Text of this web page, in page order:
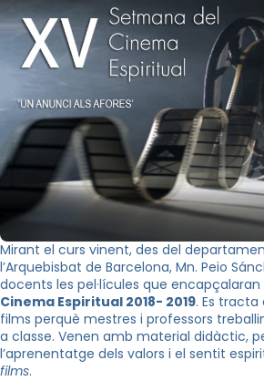
Mirant el curs vinent, des del
l’Arquebisbat de Barcelona, Mn. Peio
docents les pel·lícules que encapçalaran
Cinema Espiritual 2018- 2019. Es tracta
films perquè mestres i professors
a classe. Venen amb material didàctic,
l’aprenentatge dels valors i el sentit
films.